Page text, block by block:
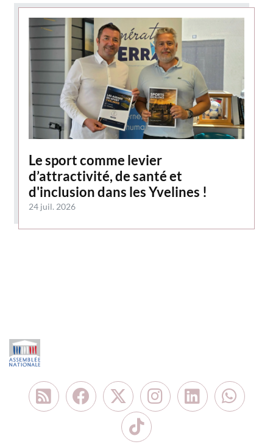
Le sport comme levier
d’attractivité, de santé et
d'inclusion dans les Yvelines !
24 juil. 2026
Flux RSSNous retrouver sur
Nous retrouver sur X
Nous retrouver
NousNous
Nous retrouver